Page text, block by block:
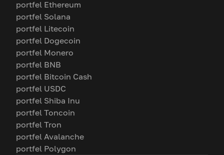
portfel Ethereum
portfel Solana
portfel Litecoin
portfel Dogecoin
portfel Monero
portfel BNB
portfel Bitcoin Cash
portfel USDC
portfel Shiba Inu
portfel Toncoin
portfel Tron
portfel Avalanche
portfel Polygon